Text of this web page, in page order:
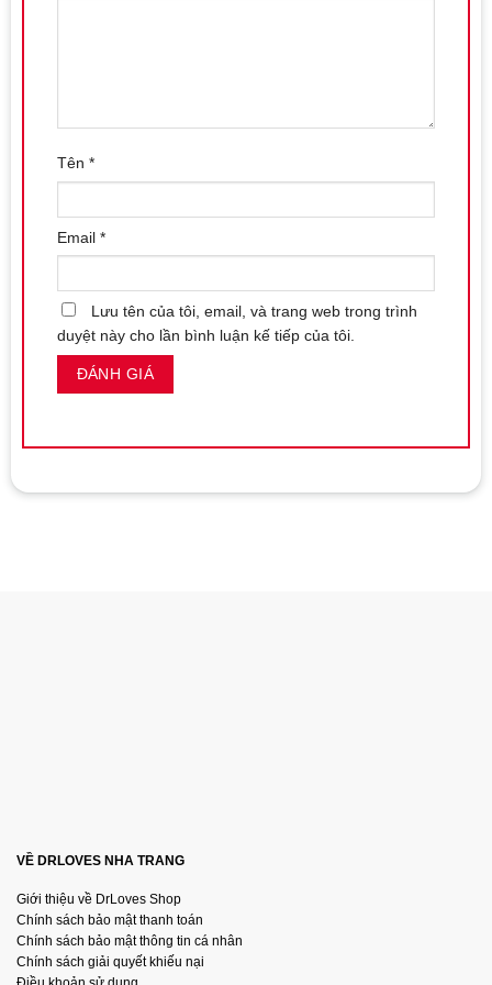
lo biến dạng, giúp bạn tự do khám phá và tận hưởng những tư
Tên *
Email *
Lưu tên của tôi, email, và trang web trong trình
duyệt này cho lần bình luận kế tiếp của tôi.
VỀ DRLOVES NHA TRANG
Giới thiệu về DrLoves Shop
Chính sách bảo mật thanh toán
Chính sách bảo mật thông tin cá nhân
Chính sách giải quyết khiếu nại